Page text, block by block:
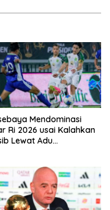
Mendominasi
Ri 2026 usai Kalahkan
Lewat Adu